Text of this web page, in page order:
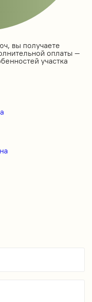
вы получаете
оплаты —
участка